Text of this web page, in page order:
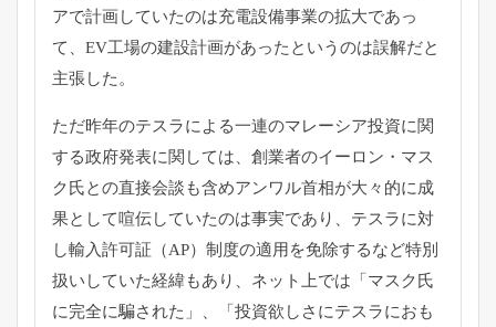
アで計画していたのは充電設備事業の拡大であっ
て、EV工場の建設計画があったというのは誤解だと
主張した。
ただ昨年のテスラによる一連のマレーシア投資に関
する政府発表に関しては、創業者のイーロン・マス
ク氏との直接会談も含めアンワル首相が大々的に成
果として喧伝していたのは事実であり、テスラに対
し輸入許可証（AP）制度の適用を免除するなど特別
扱いしていた経緯もあり、ネット上では「マスク氏
に完全に騙された」、「投資欲しさにテスラにおも